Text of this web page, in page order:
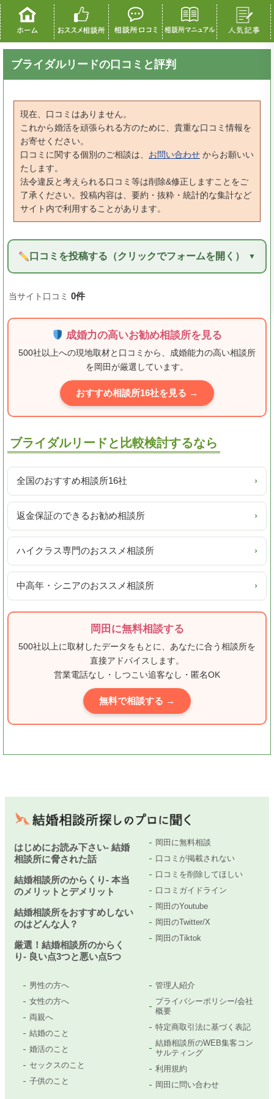
ブライダルリードの口コミと評判
現在、口コミはありません。
これから婚活を頑張られる方のために、貴重な口コミ情報を
お寄せください。
口コミに関する個別のご相談は、 お問い合わせ からお願いい
たします。
法令違反と考えられる口コミ等は削除&修正しますことをご
了承ください。投稿内容は、要約・抜粋・統計的な集計など
サイト内で利用することがあります。
口コミを投稿する（クリックでフォームを開く）
当サイト口コミ 0件
成婚力の高いお勧め相談所を見る
500社以上への現地取材と口コミから、成婚能力の高い相談所
を岡田が厳選しています。
おすすめ相談所16社を見る →
ブライダルリードと比較検討するなら
全国のおすすめ相談所16社 ›
返金保証のできるお勧め相談所 ›
ハイクラス専門のおススメ相談所 ›
中高年・シニアのおススメ相談所 ›
岡田に無料相談する
500社以上に取材したデータをもとに、あなたに合う相談所を
直接アドバイスします。
営業電話なし・しつこい追客なし・匿名OK
無料で相談する →
はじめにお読み下さい- 結婚
相談所に脅された話
結婚相談所のからくり- 本当
のメリットとデメリット
結婚相談所をおすすめしない
のはどんな人？
厳選！結婚相談所のからく
り- 良い点3つと悪い点5つ
岡田に無料相談
口コミが掲載されない
口コミを削除してほしい
口コミガイドライン
岡田のYoutube
岡田のTwitter/X
岡田のTiktok
男性の方へ
女性の方へ
両親へ
結婚のこと
婚活のこと
セックスのこと
子供のこと
管理人紹介
プライバシーポリシー/会社
概要
特定商取引法に基づく表記
結婚相談所のWEB集客コン
サルティング
利用規約
岡田に問い合わせ